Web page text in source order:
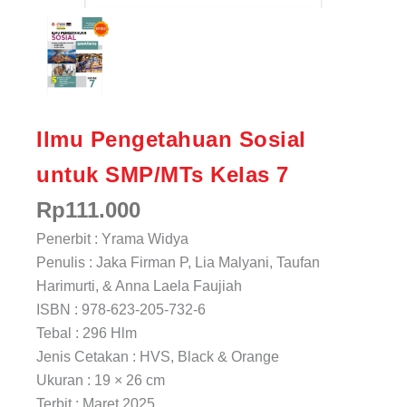
Ilmu Pengetahuan Sosial
untuk SMP/MTs Kelas 7
Rp111.000
Penerbit : Yrama Widya
Penulis : Jaka Firman P, Lia Malyani, Taufan
Harimurti, & Anna Laela Faujiah
ISBN : 978-623-205-732-6
Tebal : 296 Hlm
Jenis Cetakan : HVS, Black & Orange
Ukuran : 19 × 26 cm
Terbit : Maret 2025